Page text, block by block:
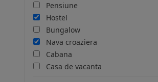
Pensiune
Hostel
Bungalow
Nava croaziera
Cabana
Casa de vacanta